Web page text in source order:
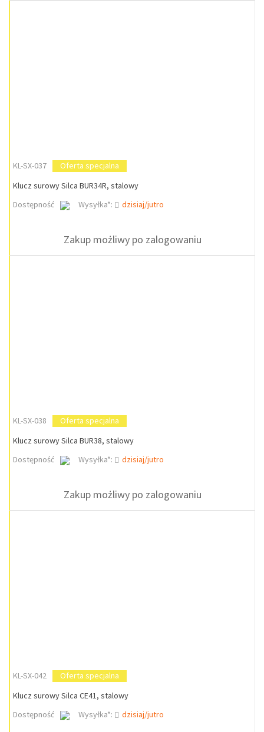
KL-SX-037
Oferta specjalna
Klucz surowy Silca BUR34R, stalowy
Dostępność
Wysyłka*: dzisiaj/jutro
Zakup możliwy po zalogowaniu
KL-SX-038
Oferta specjalna
Klucz surowy Silca BUR38, stalowy
Dostępność
Wysyłka*: dzisiaj/jutro
Zakup możliwy po zalogowaniu
KL-SX-042
Oferta specjalna
Klucz surowy Silca CE41, stalowy
Dostępność
Wysyłka*: dzisiaj/jutro